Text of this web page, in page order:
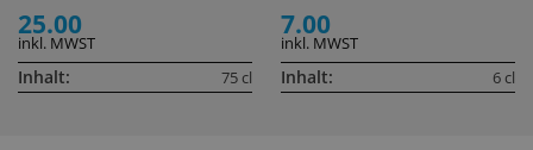
25.00
inkl. MWST
Inhalt: 75 cl
7.00
inkl. MWST
Inhalt: 6 cl